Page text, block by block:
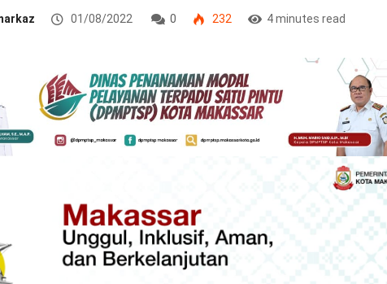
01/08/2022 0 232 4 minutes read